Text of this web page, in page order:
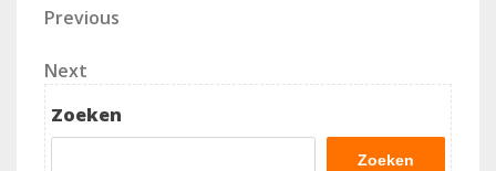
Berichtnavigatie
Previous
Previous
Next
Post
Next
Zoeken
Zoeken